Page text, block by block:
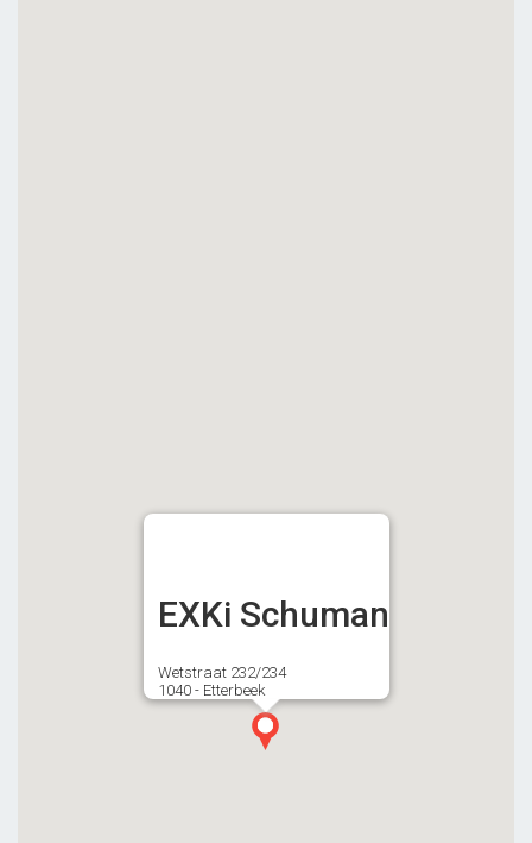
EXKi Schuman
Wetstraat 232/234
1040 - Etterbeek